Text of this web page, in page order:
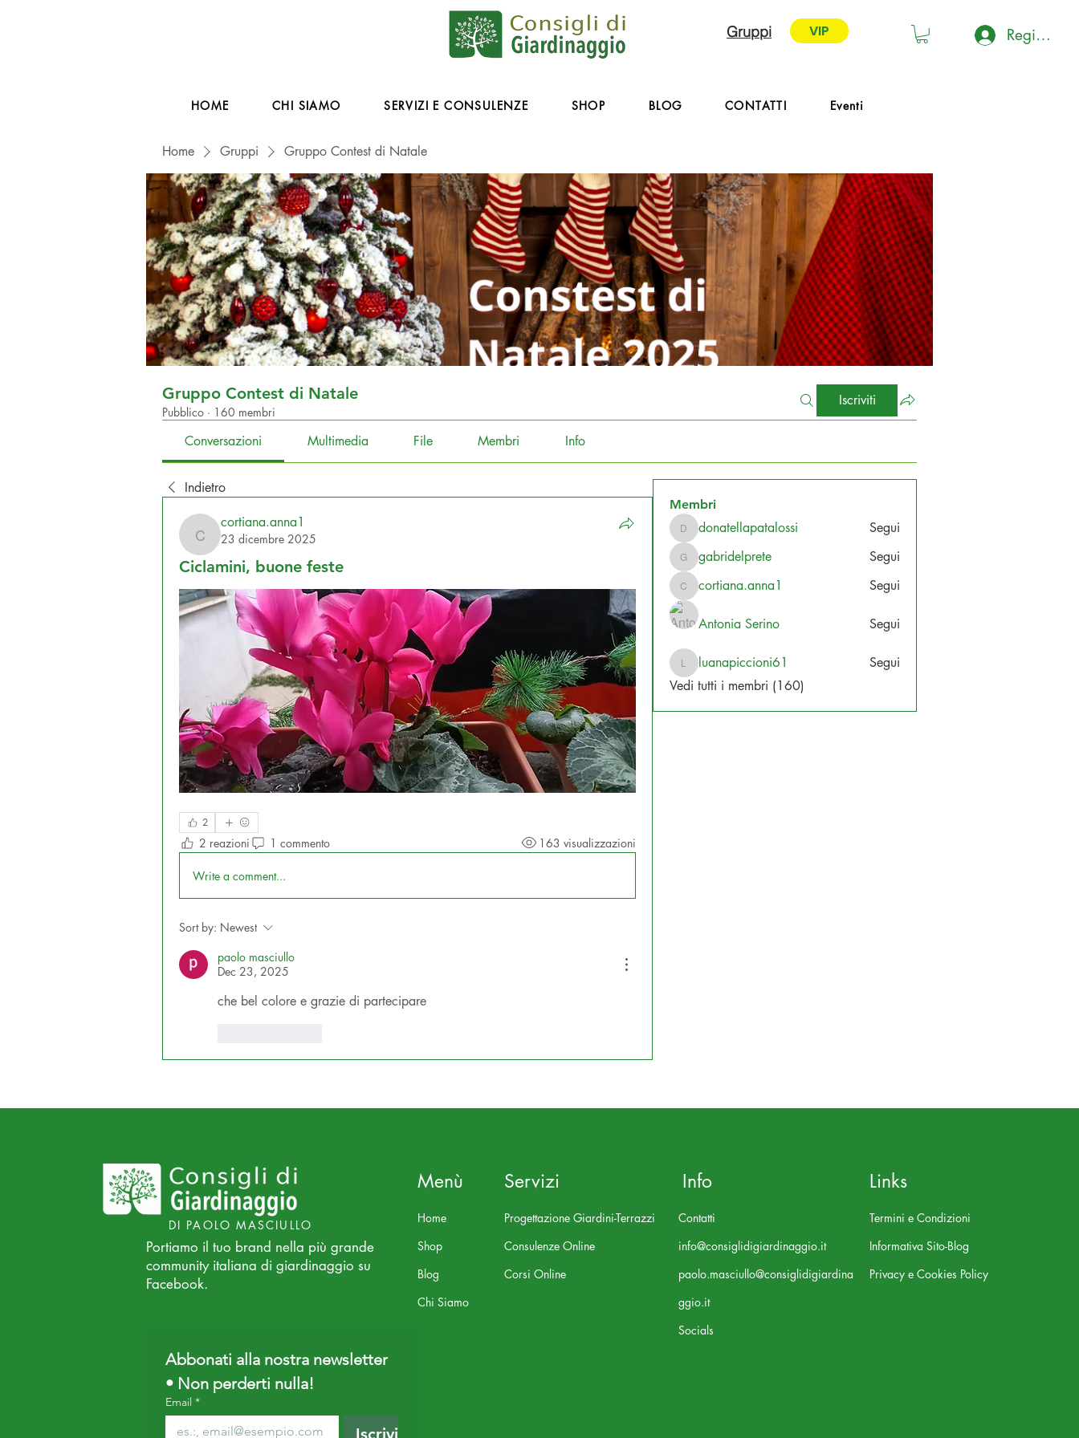
Gruppi
VIP
VIP
Registrati
HOME CHI SIAMO SERVIZI E CONSULENZE SHOP BLOG CONTATTI Eventi
Home Gruppi Gruppo Contest di Natale
Gruppo Contest di Natale
Pubblico · 160 membri
Iscriviti
Conversazioni Multimedia File Membri Info
Indietro
cortiana.anna1
cortiana.anna1
23 dicembre 2025
Ciclamini, buone feste
2
2 reazioni 1 commento 163 visualizzazioni
Write a comment...
Sort by: Newest
paolo masciullo
Dec 23, 2025
che bel colore e grazie di partecipare
Membri
donatellapatalossi
donatellapatalossi Segui
gabridelprete
gabridelprete Segui
cortiana.anna1
cortiana.anna1 Segui
Antonia Serino Segui
luanapiccioni61
luanapiccioni61
Segui
Vedi tutti i membri (160)
DI PAOLO MASCIULLO
Portiamo il tuo brand nella più grande
community italiana di giardinaggio su
Facebook.
Menù
Home
Shop
Blog
Chi Siamo
Abbonati alla nostra newsletter
• Non perderti nulla!
Email *
Iscriviti
Servizi
Progettazione Giardini-Terrazzi
Consulenze Online
Corsi Online
Info
Contatti
info@consiglidigiardinaggio.it
paolo.masciullo@consiglidigiardina
ggio.it
Socials
Links
Termini e Condizioni
Informativa Sito-Blog
Privacy e Cookies Policy